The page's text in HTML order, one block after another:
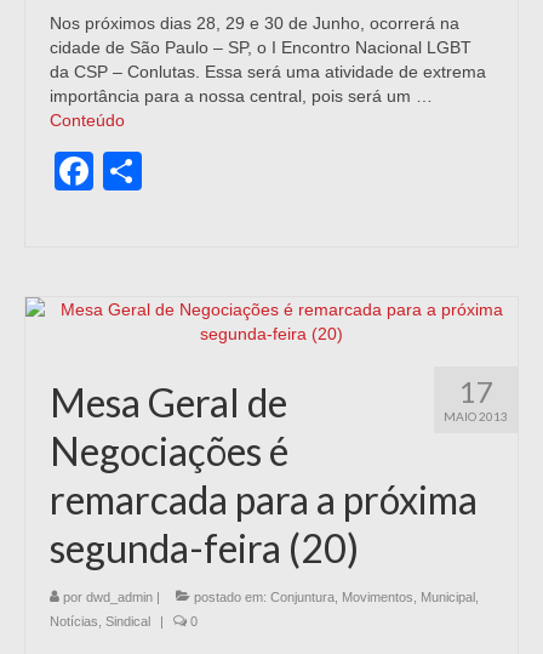
Nos próximos dias 28, 29 e 30 de Junho, ocorrerá na
cidade de São Paulo – SP, o I Encontro Nacional LGBT
da CSP – Conlutas. Essa será uma atividade de extrema
importância para a nossa central, pois será um …
Conteúdo
Facebook
17
MAIO 2013
Mesa Geral de
Negociações é
remarcada para a próxima
segunda-feira (20)
por dwd_admin postado em: Conjuntura Movimentos Municipal
Notícias Sindical 0